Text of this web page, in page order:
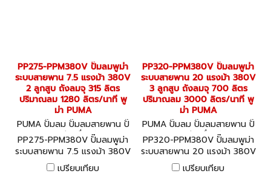
PP275-PPM380V ปั๊มลมพูม่า
ระบบสายพาน 7.5 แรงม้า 380V
2 ลูกสูบ ถังลมจุ 315 ลิตร
ปริมาณลม 1280 ลิตร/นาที พู
ม่า PUMA
PUMA ปั๊มลม ปั๊มลมสายพาน ปั๊
มลมออยล์ฟรี เครื่องอัดลม PP
275-PPM380V
PP275-PPM380V ปั๊มลมพูม่า
ระบบสายพาน 7.5 แรงม้า 380V
2 ลูกสูบ ถังลมจุ 315 ลิตร
ปริมาณลม 1280 ลิตร/นาที พู
เปรียบเทียบ
PP320-PPM380V ปั๊มลมพูม่า
ระบบสายพาน 20 แรงม้า 380V
3 ลูกสูบ ถังลมจุ 700 ลิตร
ปริมาณลม 3000 ลิตร/นาที พู
ม่า PUMA
PUMA ปั๊มลม ปั๊มลมสายพาน ปั๊
มลมออยล์ฟรี เครื่องอัดลม PP
320-PPM380V
PP320-PPM380V ปั๊มลมพูม่า
ระบบสายพาน 20 แรงม้า 380V
3 ลูกสูบ ถังลมจุ 700 ลิตร
ปริมาณลม 3000 ลิตร/นาที พู
เปรียบเทียบ